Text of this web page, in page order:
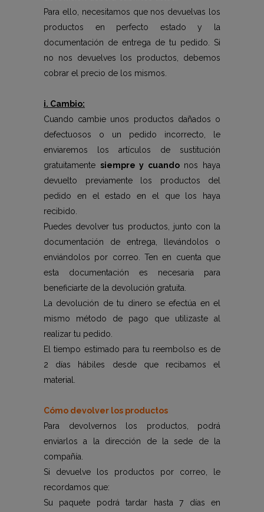
Para ello, necesitamos que nos devuelvas los
productos en perfecto estado y la
documentación de entrega de tu pedido. Si
no nos devuelves los productos, debemos
cobrar el precio de los mismos.
i. Cambio:
Cuando cambie unos productos dañados o
defectuosos o un pedido incorrecto, le
enviaremos los artículos de sustitución
gratuitamente siempre y cuandonos haya
devuelto previamente los productos del
pedido en el estado en el que los haya
recibido.
Puedes devolver tus productos, junto con la
documentación de entrega, llevándolos o
enviándolos por correo. Ten en cuenta que
esta documentación es necesaria para
beneficiarte de la devolución gratuita.
La devolución de tu dinero se efectúa en el
mismo método de pago que utilizaste al
realizar tu pedido.
El tiempo estimado para tu reembolso es de
2 días hábiles desde que recibamos el
material.
Cómo devolver los productos
Para devolvernos los productos, podrá
enviarlos a la dirección de la sede de la
compañía.
Si devuelve los productos por correo, le
recordamos que:
Su paquete podrá tardar hasta 7 días en